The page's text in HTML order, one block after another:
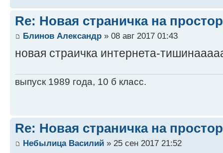
Re: Новая страничка на
Блинов Александр » 08 авг 2017 01:43
новая страичка интернета-
выпуск 1989 года, 10 б класс.
Re: Новая страничка на
Небылица Василий » 25 сен 2017 21:52